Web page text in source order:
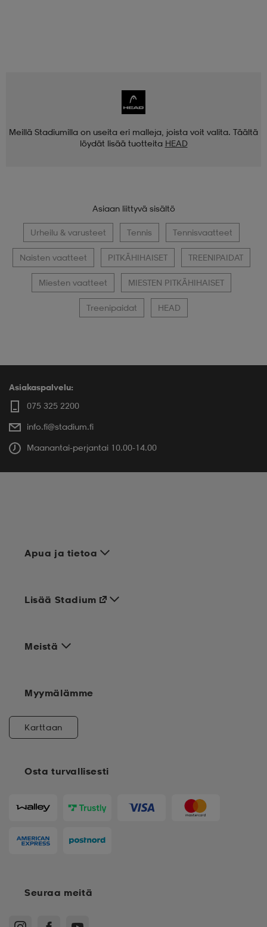
Meillä Stadiumilla on useita eri malleja, joista voit valita. Täältä
löydät lisää tuotteita HEAD
Asiaan liittyvä sisältö
Urheilu & varusteet Tennis Tennisvaatteet
Naisten vaatteet PITKÄHIHAISET TREENIPAIDAT
Miesten vaatteet MIESTEN PITKÄHIHAISET
Treenipaidat HEAD
Asiakaspalvelu:
075 325 2200
info.fi@stadium.fi
Maanantai-perjantai 10.00-14.00
Apua ja tietoa
Meistä
Osta turvallisesti
Lisää Stadium
Myymälämme
Karttaan
Seuraa meitä